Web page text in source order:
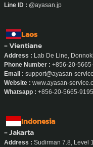
Line ID : @ayasan.jp
Laos
- Vientiane
Address : Lab De Line,
Phone Number : +856-20-
Email : support@ayasan-
Website : www.ayasan-
Whatsapp : +856-20-5665-9195
Indonesia
- Jakarta
Address : Sudirman 7.8, Level